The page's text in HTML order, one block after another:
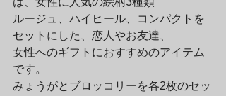
ルージュ、ハイヒール、コンパクトを
セットにした、恋人やお友達、
女性へのギフトにおすすめのアイテム
です。
みょうがとブロッコリーを各2枚のセッ